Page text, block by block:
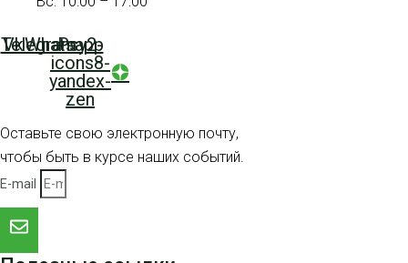
Vk
Telegram
Whatsapp
Psy2-
icons8-
yandex-
zen
Оставьте свою электронную почту,
чтобы быть в курсе наших событий.
E-mail